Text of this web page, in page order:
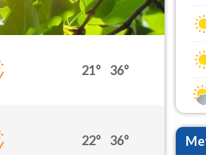
21° 36°
22° 36°